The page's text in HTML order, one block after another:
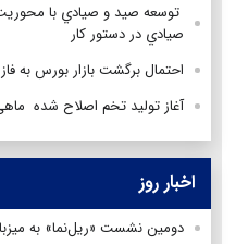
توسعه صيد و صيادي با
صيادي در دستور كار
احتمال برگشت بازار بورس به
آغاز تولید تخم اصلاح شده
اخبار روز
دومین نشست «ریل‌نما» به